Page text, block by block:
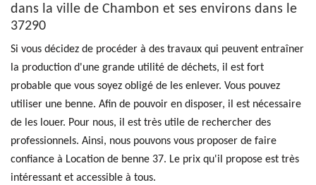
dans la ville de Chambon et ses environs dans le
37290
Si vous décidez de procéder à des travaux qui peuvent entraîner
la production d'une grande utilité de déchets, il est fort
probable que vous soyez obligé de les enlever. Vous pouvez
utiliser une benne. Afin de pouvoir en disposer, il est nécessaire
de les louer. Pour nous, il est très utile de rechercher des
professionnels. Ainsi, nous pouvons vous proposer de faire
confiance à Location de benne 37. Le prix qu'il propose est très
intéressant et accessible à tous.